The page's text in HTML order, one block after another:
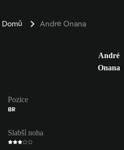
Domů André Onana
André
Onana
Pozice
BR
Slabší noha